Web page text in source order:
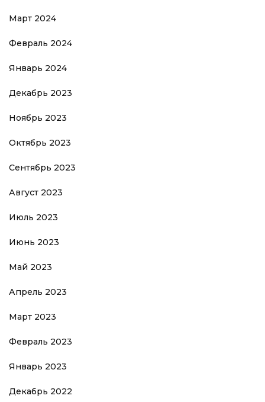
Март 2024
Февраль 2024
Январь 2024
Декабрь 2023
Ноябрь 2023
Октябрь 2023
Сентябрь 2023
Август 2023
Июль 2023
Июнь 2023
Май 2023
Апрель 2023
Март 2023
Февраль 2023
Январь 2023
Декабрь 2022